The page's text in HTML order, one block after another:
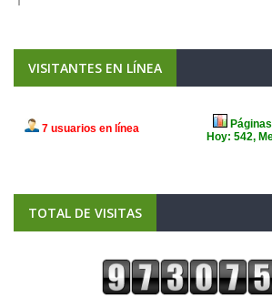
VISITANTES EN LÍNEA
TOTAL DE VISITAS